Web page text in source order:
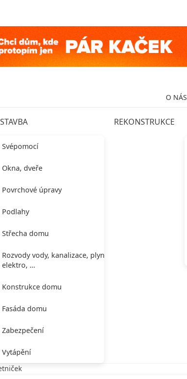
O NÁS
STAVBA
Svépomocí
Okna, dveře
Povrchové úpravy
Podlahy
Střecha domu
Rozvody vody, kanalizace, plynu,
elektro, …
Konstrukce domu
Fasáda domu
Zabezpečení
Vytápění
REKONSTRUKCE